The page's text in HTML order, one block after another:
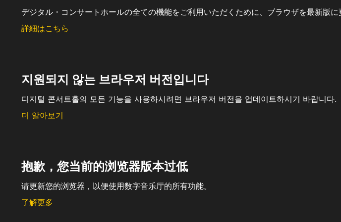
デジタル・コンサートホールの全ての機能をご利用いただくために、ブラウザを最新版に
詳細はこちら
지원되지 않는 브라우저 버전입니다
디지털 콘서트홀의 모든 기능을 사용하시려면 브라우저 버전을 업데이트하시기 바랍니다.
더 알아보기
抱歉，您当前的浏览器版本过低
请更新您的浏览器，以便使用数字音乐厅的所有功能。
了解更多